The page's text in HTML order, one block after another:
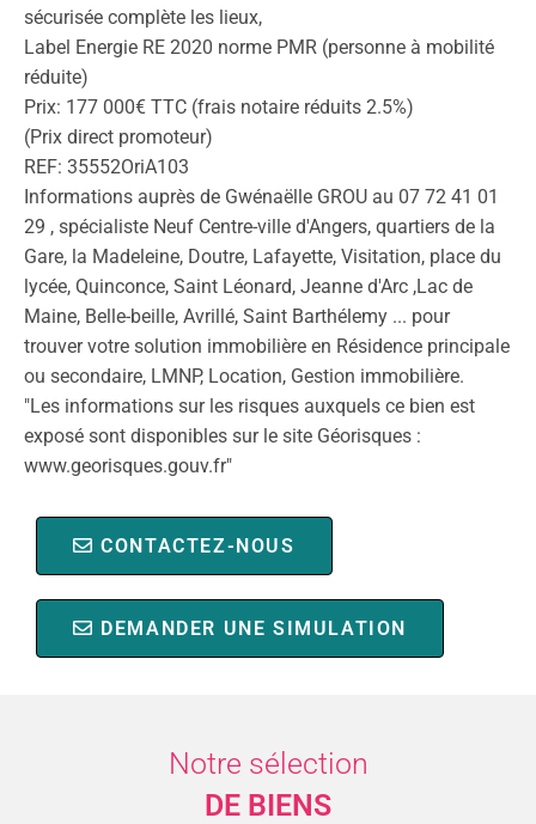
sécurisée complète les lieux,
Label Energie RE 2020 norme PMR (personne à mobilité
réduite)
Prix: 177 000€ TTC (frais notaire réduits 2.5%)
(Prix direct promoteur)
REF: 35552OriA103
Informations auprès de Gwénaëlle GROU au 07 72 41 01
29 , spécialiste Neuf Centre-ville d'Angers, quartiers de la
Gare, la Madeleine, Doutre, Lafayette, Visitation, place du
lycée, Quinconce, Saint Léonard, Jeanne d'Arc ,Lac de
Maine, Belle-beille, Avrillé, Saint Barthélemy ... pour
trouver votre solution immobilière en Résidence principale
ou secondaire, LMNP, Location, Gestion immobilière.
"Les informations sur les risques auxquels ce bien est
exposé sont disponibles sur le site Géorisques :
www.georisques.gouv.fr"
CONTACTEZ-NOUS
DEMANDER UNE SIMULATION
Notre sélection
DE BIENS